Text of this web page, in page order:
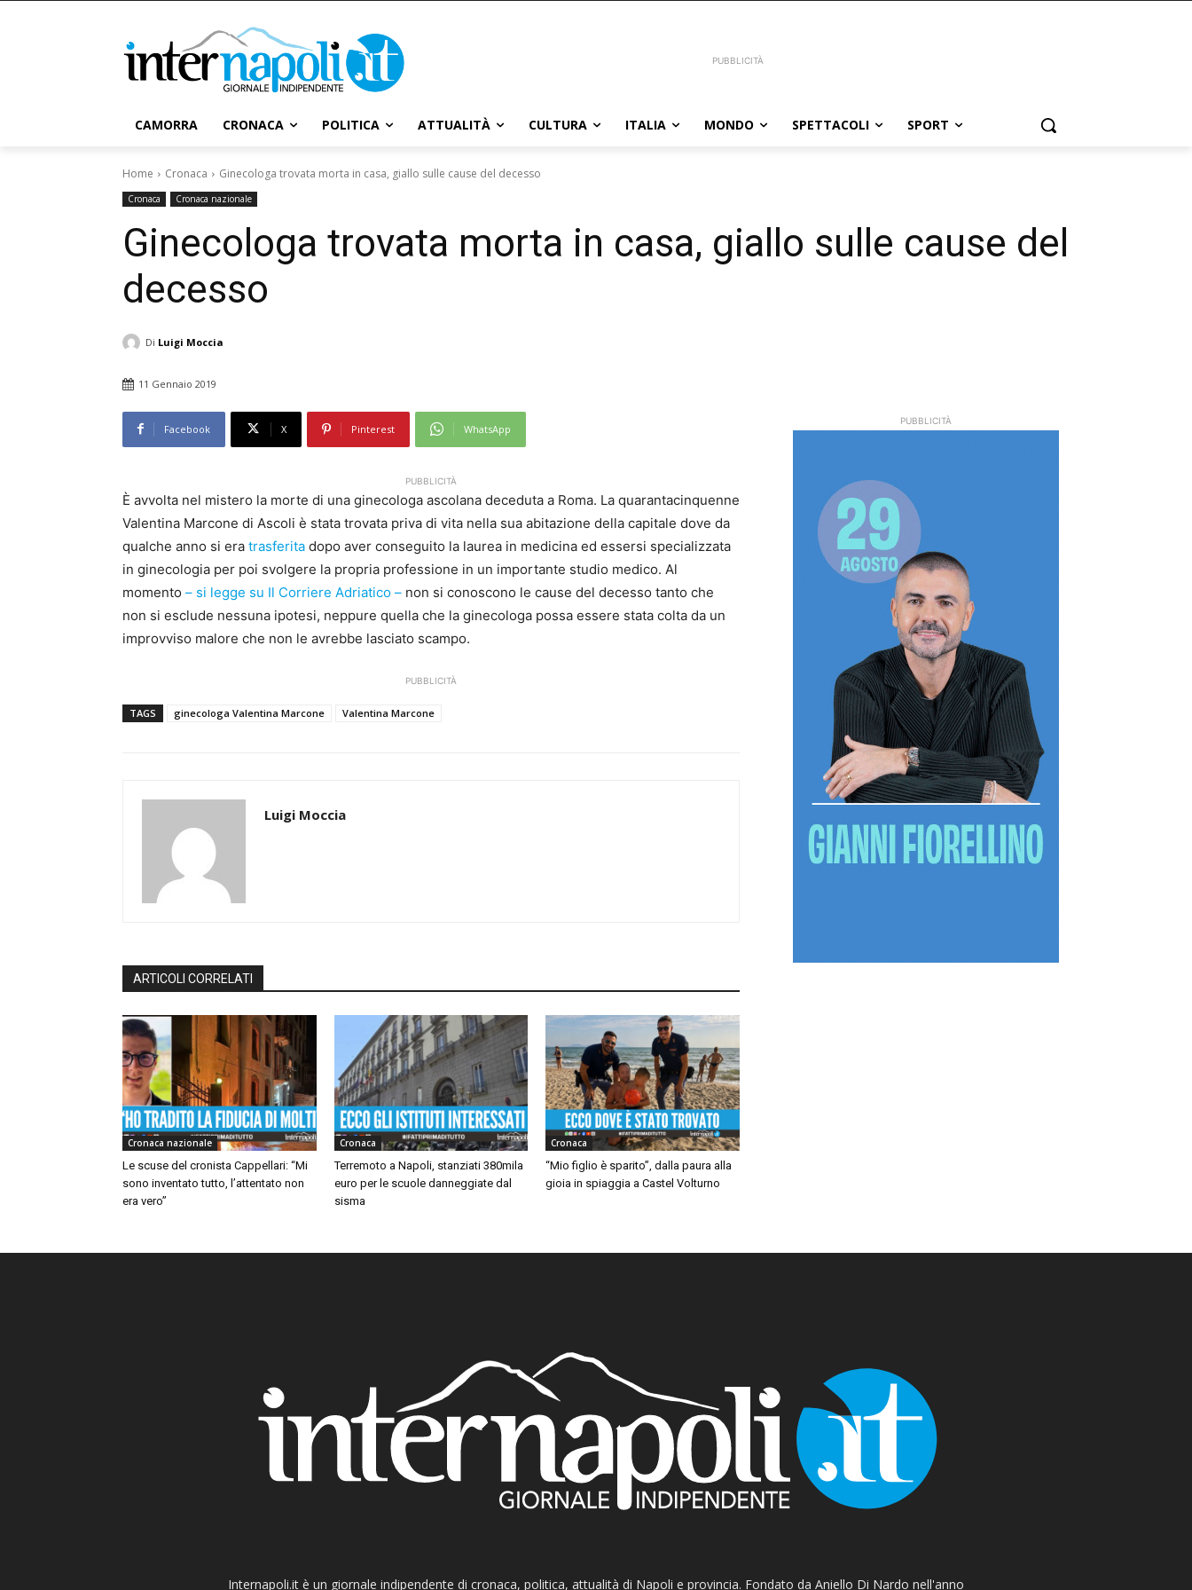
PUBBLICITÀ
CAMORRA CRONACA POLITICA ATTUALITÀ CULTURA ITALIA MONDO SPETTACOLI SPORT
Home Cronaca Ginecologa trovata morta in casa, giallo sulle cause del decesso
Cronaca Cronaca nazionale
Ginecologa trovata morta in casa, giallo sulle cause del
decesso
Di Luigi Moccia
11 Gennaio 2019
Facebook X Pinterest WhatsApp
PUBBLICITÀ
È avvolta nel mistero la morte di una ginecologa ascolana deceduta a Roma. La quarantacinquenne
Valentina Marcone di Ascoli è stata trovata priva di vita nella sua abitazione della capitale dove da
qualche anno si era trasferita dopo aver conseguito la laurea in medicina ed essersi specializzata
in ginecologia per poi svolgere la propria professione in un importante studio medico. Al
momento – si legge su Il Corriere Adriatico – non si conoscono le cause del decesso tanto che
non si esclude nessuna ipotesi, neppure quella che la ginecologa possa essere stata colta da un
improvviso malore che non le avrebbe lasciato scampo.
PUBBLICITÀ
TAGS ginecologa Valentina Marcone Valentina Marcone
Luigi Moccia
ARTICOLI CORRELATI
Cronaca nazionale
Le scuse del cronista Cappellari: “Mi
sono inventato tutto, l’attentato non
era vero”
Cronaca
Terremoto a Napoli, stanziati 380mila
euro per le scuole danneggiate dal
sisma
Cronaca
“Mio figlio è sparito”, dalla paura alla
gioia in spiaggia a Castel Volturno
PUBBLICITÀ
Internapoli.it è un giornale indipendente di cronaca, politica, attualità di Napoli e provincia. Fondato da Aniello Di Nardo nell'anno